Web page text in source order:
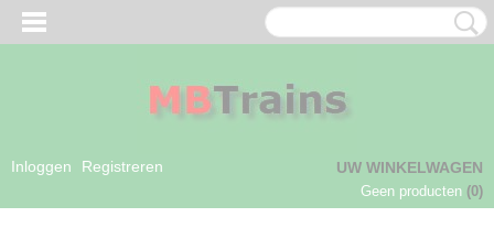
Inloggen Registreren UW WINKELWAGEN
Geen producten (0)